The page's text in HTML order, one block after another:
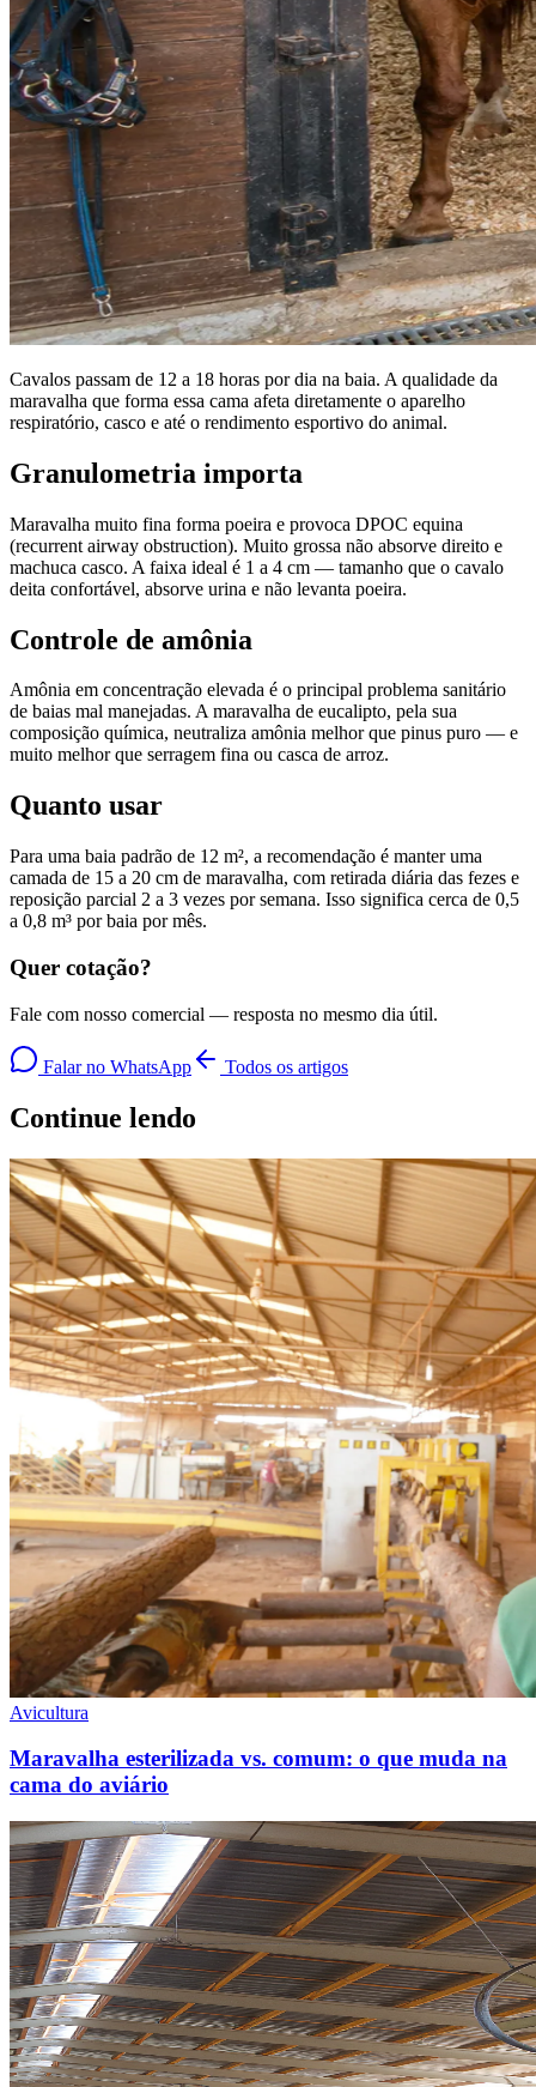
Cavalos passam de 12 a 18 horas por dia na baia. A qualidade da
maravalha que forma essa cama afeta diretamente o aparelho
respiratório, casco e até o rendimento esportivo do animal.
Granulometria importa
Maravalha muito fina forma poeira e provoca DPOC equina
(recurrent airway obstruction). Muito grossa não absorve direito e
machuca casco. A faixa ideal é 1 a 4 cm — tamanho que o cavalo
deita confortável, absorve urina e não levanta poeira.
Controle de amônia
Amônia em concentração elevada é o principal problema sanitário
de baias mal manejadas. A maravalha de eucalipto, pela sua
composição química, neutraliza amônia melhor que pinus puro — e
muito melhor que serragem fina ou casca de arroz.
Quanto usar
Para uma baia padrão de 12 m², a recomendação é manter uma
camada de 15 a 20 cm de maravalha, com retirada diária das fezes e
reposição parcial 2 a 3 vezes por semana. Isso significa cerca de 0,5
a 0,8 m³ por baia por mês.
Quer cotação?
Fale com nosso comercial — resposta no mesmo dia útil.
Falar no WhatsApp Todos os artigos
Continue lendo
Avicultura
Maravalha esterilizada vs. comum: o que muda na
cama do aviário